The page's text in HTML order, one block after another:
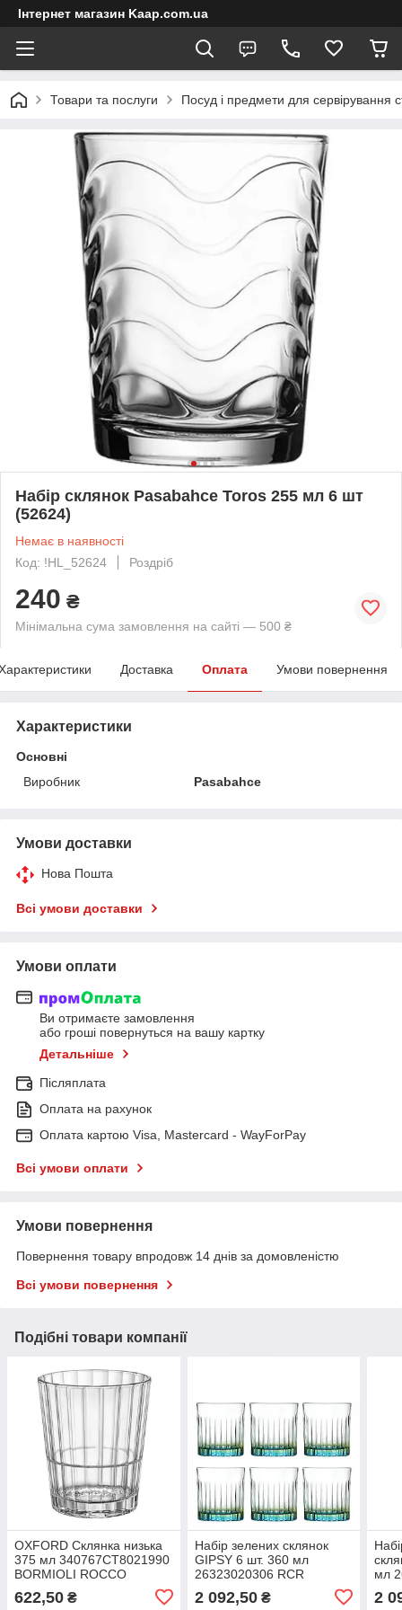
Інтернет магазин Kaap.com.ua
Товари та послуги Посуд і предмети для сервірування
Набір склянок Pasabahce Toros 255 мл 6 шт
(52624)
Немає в наявності
Код: !HL_52624
Роздріб
240 ₴
Мінімальна сума замовлення на сайті — 500 ₴
Доставка Оплата Умови повернення
Характеристики
Основні
Виробник
Pasabahce
Умови доставки
Нова Пошта
Всі умови доставки
Умови оплати
Ви отримаєте замовлення
або гроші повернуться на вашу картку
Детальніше
Післяплата
Оплата на рахунок
Оплата картою Visa, Mastercard - WayForPay
Всі умови оплати
Умови повернення
Повернення товару впродовж 14 днів за домовленістю
Всі умови повернення
Подібні товари компанії
OXFORD Склянка низька
375 мл 340767CT8021990
BORMIOLI ROCCO
622,50 ₴
Набір зелених склянок
GIPSY 6 шт. 360 мл
26323020306 RCR
2 092,50₴
мл
2